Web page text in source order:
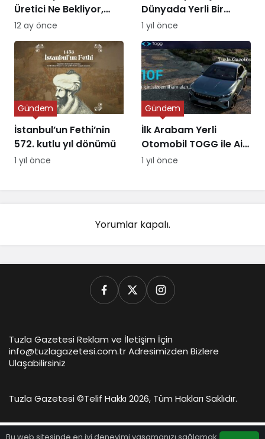
Üretici Ne Bekliyor,
Piyasa Ne Sunuyor?
12 ay önce
Dünyada Yerli Bir
Alternatifin Doğuşu
1 yıl önce
İstanbul’un Fethi’nin
572. kutlu yıl dönümü
Gündem
1 yıl önce
İlk Arabam Yerli
Otomobil TOGG ile Aile
Destek Programı
Gündem
1 yıl önce
Yorumlar kapalı.
Bu web sitesinde en iyi deneyimi yaşamanızı sağlamak
Tuzla Gazetesi Reklam ve İletişim İçin
info@tuzlagazetesi.com.tr Adresimizden Bizlere
Ulaşabilirsiniz
Tuzla Gazetesi ©Telif Hakkı 2026, Tüm Hakları Saklıdır.